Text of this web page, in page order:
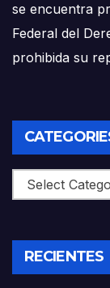
se encuentra
Federal del
prohibida su
Categories
RECIENTES